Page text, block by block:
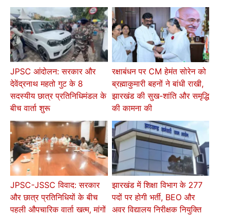
JPSC आंदोलन: सरकार और
देवेंद्रनाथ महतो गुट के 8
सदस्यीय छात्र प्रतिनिधिमंडल के
बीच वार्ता शुरू
रक्षाबंधन पर CM हेमंत सोरेन को
ब्रह्माकुमारी बहनों ने बांधी राखी,
झारखंड की सुख-शांति और समृद्धि
की कामना की
JPSC-JSSC विवाद: सरकार
और छात्र प्रतिनिधियों के बीच
पहली औपचारिक वार्ता खत्म, मांगों
झारखंड में शिक्षा विभाग के 277
पदों पर होगी भर्ती, BEO और
अवर विद्यालय निरीक्षक नियुक्ति